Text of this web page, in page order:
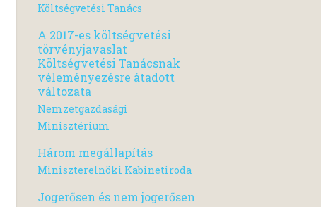
Költségvetési Tanács
A 2017-es költségvetési
törvényjavaslat
Költségvetési Tanácsnak
véleményezésre átadott
változata
Nemzetgazdasági
Minisztérium
Három megállapítás
Miniszterelnöki Kabinetiroda
Jogerősen és nem jogerősen